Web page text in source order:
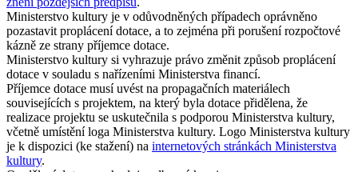
Ministerstvo kultury je v odůvodněných případech oprávněno
pozastavit proplácení dotace, a to zejména při porušení rozpočtové
kázně ze strany příjemce dotace.
Ministerstvo kultury si vyhrazuje právo změnit způsob proplácení
dotace v souladu s nařízeními Ministerstva financí.
Příjemce dotace musí uvést na propagačních materiálech
souvisejících s projektem, na který byla dotace přidělena, že
realizace projektu se uskutečnila s podporou Ministerstva kultury,
včetně umístění loga Ministerstva kultury. Logo Ministerstva kultury
je k dispozici (ke stažení) na internetových stránkách Ministerstva
kultury.